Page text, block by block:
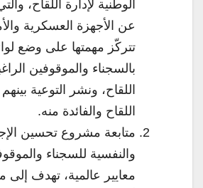
الوطنية لإدارة اللقاح،
عن الأجهزة العسكرية
تتركّز مهمتها على وضع
بالسجناء والموقوفين
اللقاح، ونشر التوعية
اللقاح والفائدة منه.
متابعة مشروع تحسين
والنفسية للسجناء
معايير عالمية، تهدف إلى